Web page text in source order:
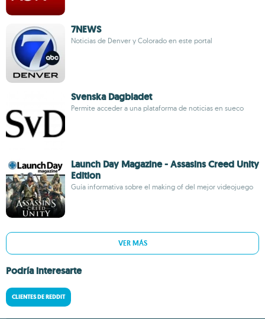
7NEWS
Noticias de Denver y Colorado en este portal
Svenska Dagbladet
Permite acceder a una plataforma de noticias en sueco
Launch Day Magazine - Assasins Creed Unity
Edition
Guía informativa sobre el making of del mejor videojuego
VER MÁS
Podría interesarte
CLIENTES DE REDDIT